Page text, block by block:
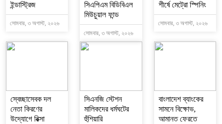
ইন্ডাস্ট্রিজ
সোমবার, ৩ অগাস্ট, ২০২৬
সিএপিএম বিডিবিএল
মিউচুয়াল ফান্ড
সোমবার, ৩ অগাস্ট, ২০২৬
শীর্ষে মেট্রো স্পিনিং
সোমবার, ৩ অগাস্ট, ২০২৬
স্বেচ্ছাসেবক দল
নেতা কিরণের
উদ্যোগে রিক্সা
সিএনজি স্টেশন
মালিকদের ধর্মঘটের
হুঁশিয়ারি
বাংলাদেশ ব্যাংকের
সামনে বিক্ষোভ,
আমানত ফেরতে